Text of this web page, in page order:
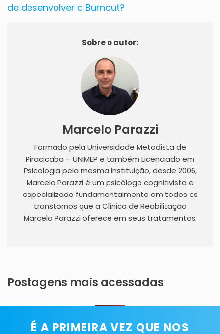
Sobre o autor:
Marcelo Parazzi
Formado pela Universidade Metodista de
Piracicaba – UNIMEP e também Licenciado em
Psicologia pela mesma instituição, desde 2006,
Marcelo Parazzi é um psicólogo cognitivista e
especializado fundamentalmente em todos os
transtornos que a Clínica de Reabilitação
Marcelo Parazzi oferece em seus tratamentos.
Postagens mais acessadas
É A PRIMEIRA VEZ QUE NOS